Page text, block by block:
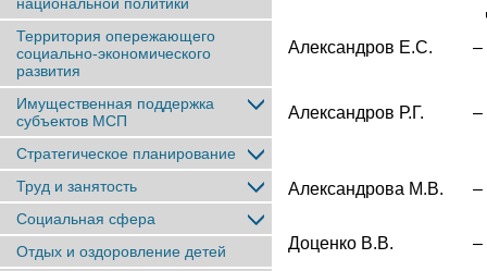
Территория опережающего
социально-экономического
развития
Имущественная поддержка
субъектов МСП
Стратегическое планирование
Труд и занятость
Социальная сфера
Отдых и оздоровление детей
Александров Е.С.
–
Александров Р.Г. –
Александрова М.В. –
Доценко В.В. –